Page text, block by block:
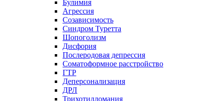
Булимия
Агрессия
Созависимость
Синдром Туретта
Шопоголизм
Дисфория
Послеродовая депрессия
Соматоформное расстройство
ГТР
Деперсонализация
ДРЛ
Трихотилломания